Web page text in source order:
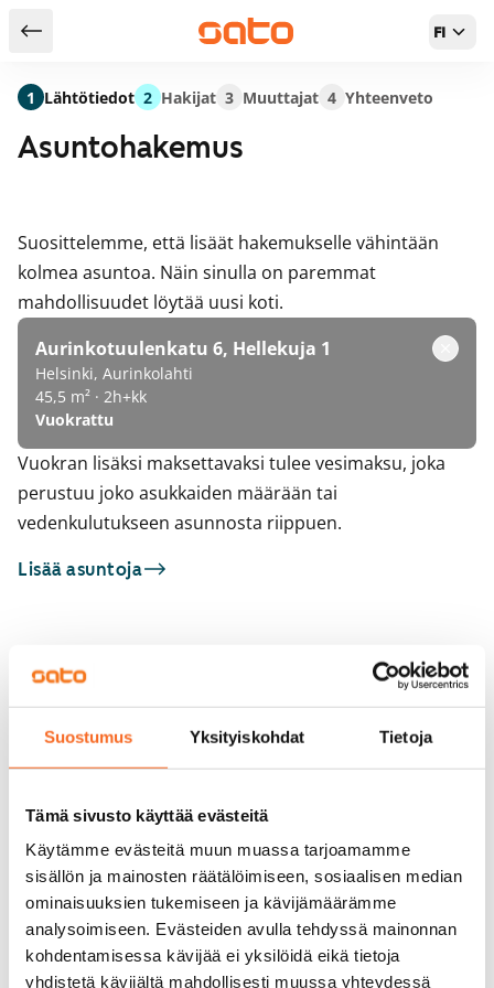
Suostumus Yksityiskohdat Tietoja
Tämä sivusto käyttää evästeitä
Käytämme evästeitä muun muassa tarjoamamme
sisällön ja mainosten räätälöimiseen, sosiaalisen median
ominaisuuksien tukemiseen ja kävijämäärämme
analysoimiseen. Evästeiden avulla tehdyssä mainonnan
kohdentamisessa kävijää ei yksilöidä eikä tietoja
yhdistetä kävijältä mahdollisesti muussa yhteydessä
Takaisin hakutuloksiin FI
Asuntohakemus
Suosittelemme, että lisäät hakemukselle vähintään
kolmea asuntoa. Näin sinulla on paremmat
mahdollisuudet löytää uusi koti.
Aurinkotuulenkatu 6, Hellekuja 1
Helsinki, Aurinkolahti
45,5 m² · 2h+kk
Vuokrattu
Vuokran lisäksi maksettavaksi tulee vesimaksu, joka
perustuu joko asukkaiden määrään tai
vedenkulutukseen asunnosta riippuen.
Lisää asuntoja
Sinua saattaisi kiinnostaa myös
21
ARA
Leikosaarentie 12
66 m² · 2h+k+s
Heti vapaa
919 €
1/
Leikosaarentie 11
Helsinki, Vuosaari
1 Lähtötiedot 2 Hakijat 3 Muuttajat 4 Yhteenveto